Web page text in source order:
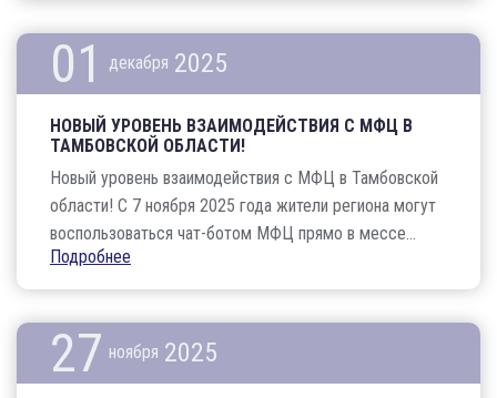
01 декабря 2025
НОВЫЙ УРОВЕНЬ ВЗАИМОДЕЙСТВИЯ С МФЦ В
ТАМБОВСКОЙ ОБЛАСТИ!
Новый уровень взаимодействия с МФЦ в Тамбовской
области! С 7 ноября 2025 года жители региона могут
воспользоваться чат-ботом МФЦ прямо в мессе...
Подробнее
27 ноября 2025